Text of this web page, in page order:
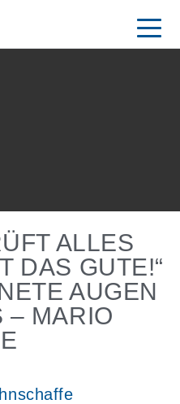
ALLES
DAS GUTE!“
AUGEN
– MARIO